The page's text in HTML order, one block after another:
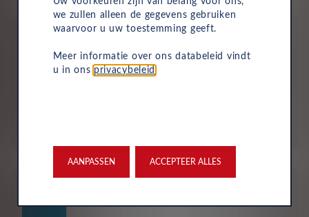
we zullen alleen de gegevens gebruiken
waarvoor u uw toestemming geeft.
Meer informatie over ons databeleid vindt
u in ons privacybeleid
AANPASSEN ACCEPTEER ALLES